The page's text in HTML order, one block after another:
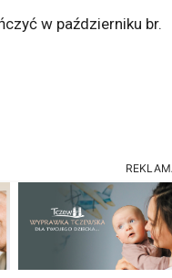
w październiku br.